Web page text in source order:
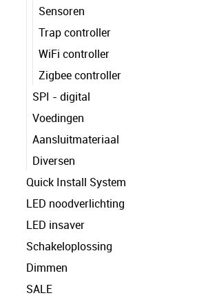
Sensoren
Trap controller
WiFi controller
Zigbee controller
SPI - digital
Voedingen
Aansluitmateriaal
Diversen
Quick Install System
LED noodverlichting
LED insaver
Schakeloplossing
Dimmen
SALE